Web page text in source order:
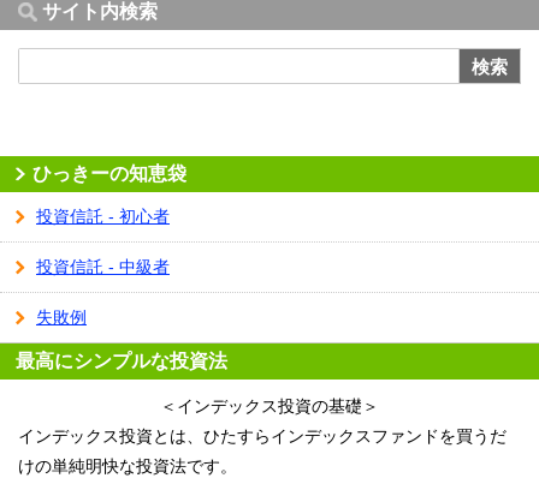
サイト内検索
検索
ひっきーの知恵袋
投資信託 - 初心者
投資信託 - 中級者
失敗例
最高にシンプルな投資法
＜インデックス投資の基礎＞
インデックス投資とは、ひたすらインデックスファンドを買うだ
けの単純明快な投資法です。